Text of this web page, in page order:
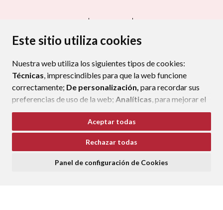
Este sitio utiliza cookies
Nuestra web utiliza los siguientes tipos de cookies:
Técnicas, imprescindibles para que la web funcione
correctamente; De personalización, para recordar sus
preferencias de uso de la web; Analíticas, para mejorar el
funcionamiento de la web y sus servicios.
Si acepta pulsando el botón“Aceptar todas”
consideramos que acepta su uso. Si pulsa el botón
ninguna acción, se guardarán las cookies técnicas
Aceptar todas
Rechazar todas
Panel de configuración de Cookies
PROTECCIÓN DE DATOS
POLÍTICA DE COOKIES